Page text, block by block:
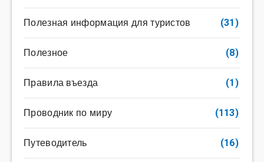
Полезная информация для туристов (31)
Полезное (8)
Правила въезда (1)
Проводник по миру (113)
Путеводитель (16)